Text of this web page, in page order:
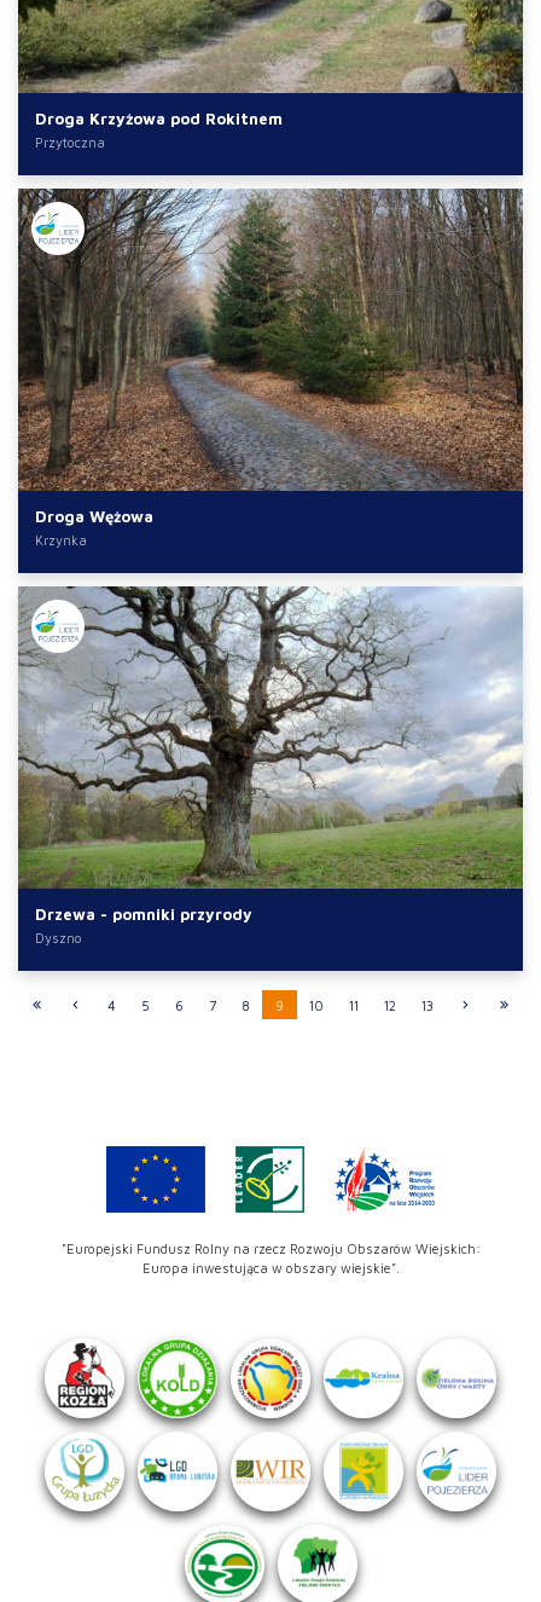
Droga Krzyżowa pod Rokitnem
Przytoczna
Droga Wężowa
Krzynka
Drzewa - pomniki przyrody
Dyszno
4 5 6 7 8 9 10 11 12 13
"Europejski Fundusz Rolny na rzecz Rozwoju Obszarów Wiejskich:
Europa inwestująca w obszary wiejskie".